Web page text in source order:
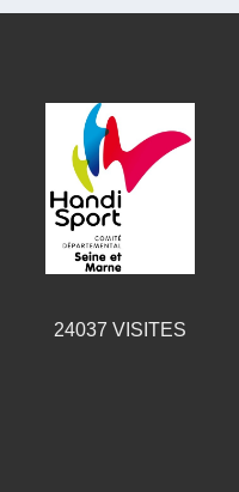
24037 VISITES